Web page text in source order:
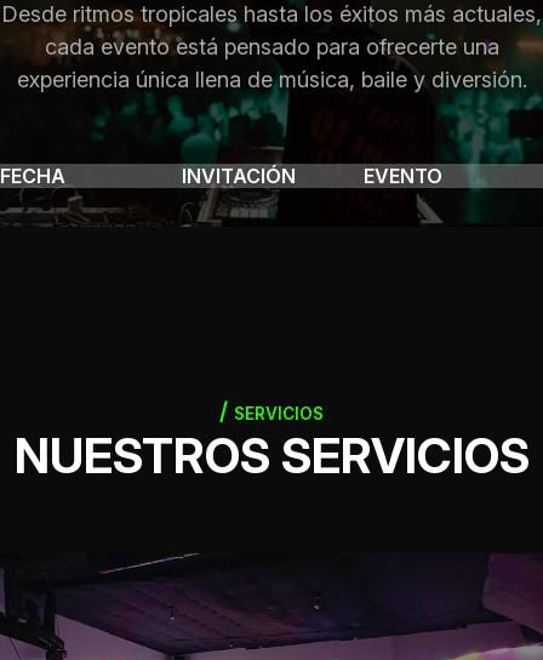
Desde ritmos tropicales hasta los éxitos más actuales,
cada evento está pensado para ofrecerte una
experiencia única llena de música, baile y diversión.
FECHA INVITACIÓN EVENTO
SERVICIOS
NUESTROS SERVICIOS